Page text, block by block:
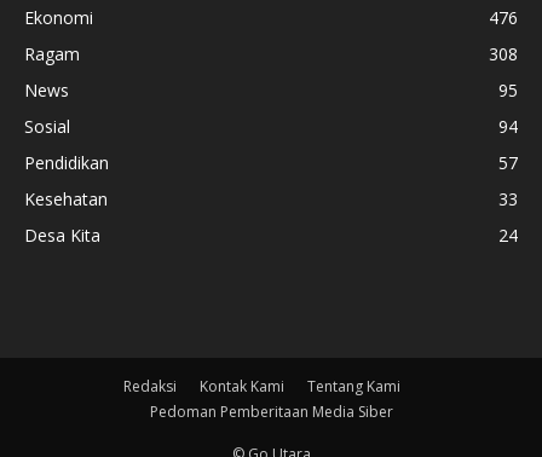
Ekonomi
476
Ragam
308
News
95
Sosial
94
Pendidikan
57
Kesehatan
33
Desa Kita
24
Redaksi Kontak Kami
Tentang Kami
Pedoman Pemberitaan Media Siber